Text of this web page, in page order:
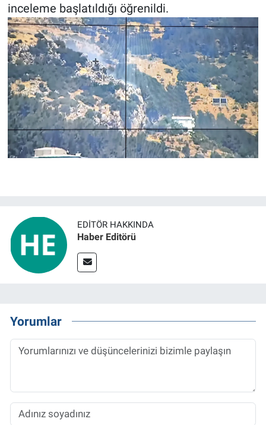
inceleme başlatıldığı öğrenildi.
EDITÖR HAKKINDA
Haber Editörü
Yorumlar